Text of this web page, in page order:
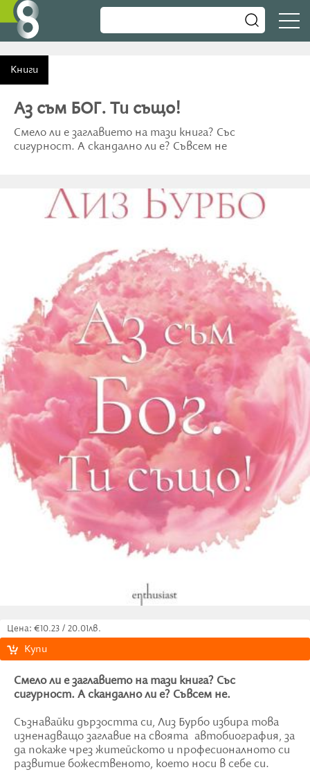
Книги
Аз съм БОГ. Ти също!
Смело ли е заглавието на тази книга? Със
сигурност. А скандално ли е? Съвсем не
Цена: €10.23 / 20.01лв.
Купи
Смело ли е заглавието на тази книга? Със
сигурност. А скандално ли е? Съвсем не.
Съзнавайки дързостта си, Лиз Бурбо избира това
изненадващо заглавие на своята автобиография, за
да покаже чрез житейското и професионалното си
развитие божественото, което носи в себе си.